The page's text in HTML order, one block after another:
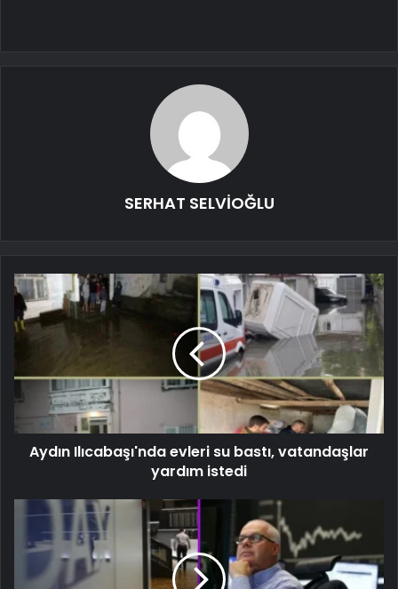
SERHAT SELVİOĞLU
Aydın Ilıcabaşı'nda evleri su bastı, vatandaşlar
yardım istedi